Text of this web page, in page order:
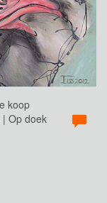
koop
Op doek